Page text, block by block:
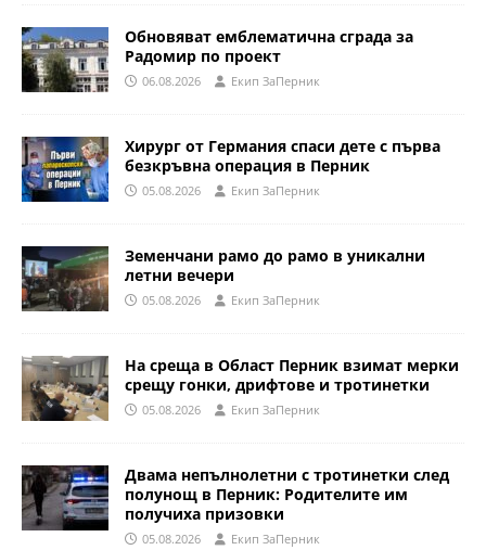
Обновяват емблематична сграда за
Радомир по проект
06.08.2026 Eкип ЗаПерник
Хирург от Германия спаси дете с първа
безкръвна операция в Перник
05.08.2026 Eкип ЗаПерник
Земенчани рамо до рамо в уникални
летни вечери
05.08.2026 Eкип ЗаПерник
На среща в Област Перник взимат мерки
срещу гонки, дрифтове и тротинетки
05.08.2026 Eкип ЗаПерник
Двама непълнолетни с тротинетки след
полунощ в Перник: Родителите им
получиха призовки
05.08.2026 Eкип ЗаПерник